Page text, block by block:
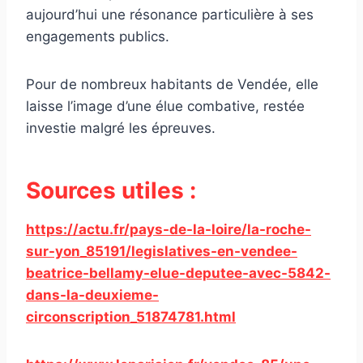
aujourd’hui une résonance particulière à ses
engagements publics.
Pour de nombreux habitants de Vendée, elle
laisse l’image d’une élue combative, restée
investie malgré les épreuves.
Sources utiles :
https://actu.fr/pays-de-la-loire/la-roche-
sur-yon_85191/legislatives-en-vendee-
beatrice-bellamy-elue-deputee-avec-5842-
dans-la-deuxieme-
circonscription_51874781.html